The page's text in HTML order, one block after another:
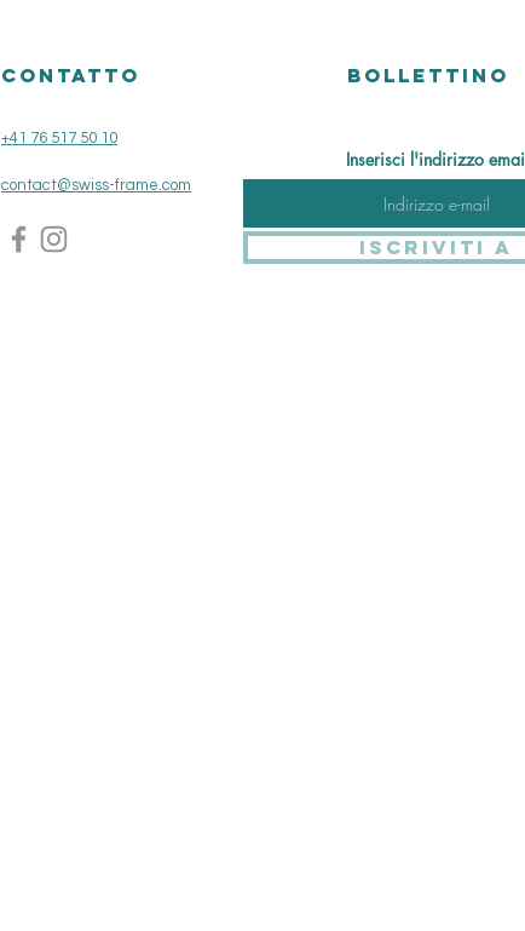
CONTATTO
+41 76 517 50 10
contact@swiss-frame.com
BOLLETTINO
Inserisci l'indirizzo email
Iscriviti a